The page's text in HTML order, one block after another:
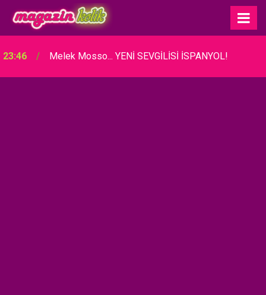
23:46 Melek Mosso... YENİ SEVGİLİSİ İSPANYOL!